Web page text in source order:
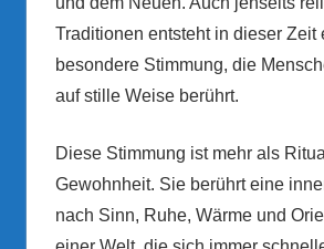
Traditionen entsteht in dieser Zeit
besondere Stimmung, die
auf stille Weise berührt.
Diese Stimmung ist mehr als
Gewohnheit. Sie berührt eine
nach Sinn, Ruhe, Wärme und